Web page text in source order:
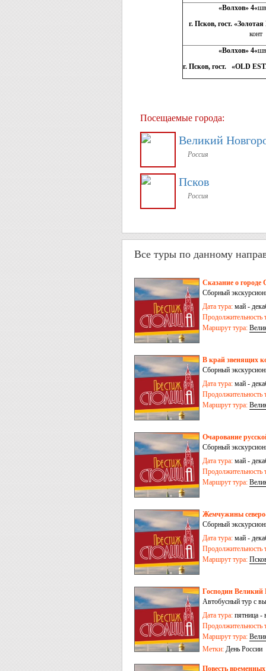
«Волхов» 4«
г. Псков, гост.
конт
«Волхов» 4«
г. Псков, гост. «OLD
Посещаемые города:
Великий
Россия
Псков
Россия
Все туры по данному
Сказание о городе
Сборный
Дата тура: май -
Продолжительность
Маршрут тура:
В край звенящих
Сборный
Дата тура: май -
Продолжительность
Маршрут тура:
Очарование
Сборный
Дата тура: май -
Продолжительность
Маршрут тура:
Жемчужины
Сборный
Дата тура: май -
Продолжительность
Маршрут тура:
Господин Великий
Автобусный тур с
Дата тура: пятница -
Продолжительность
Маршрут тура:
Метки: День России
Повесть